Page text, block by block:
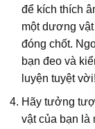
để kích thích
một dương
đóng chốt.
bạn đeo và
luyện tuyệt vời!
Hãy tưởng
vật của bạn là